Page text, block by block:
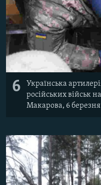
6
Українська
російських військ
Макарова, 6